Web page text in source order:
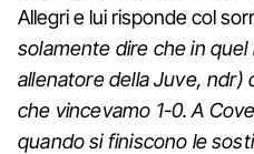
Allegri e lui risponde col
solamente dire che in
allenatore della Juve,
che vincevamo 1-0. A
quando si finiscono le